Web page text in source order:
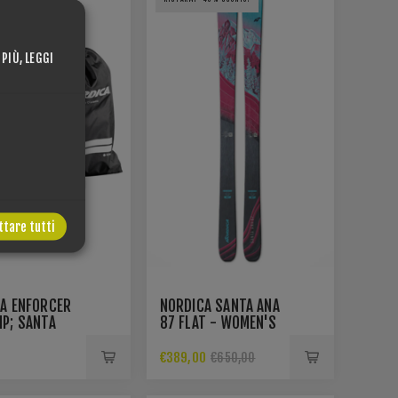
ENFORCER
SANTA
NORDICA SANTA ANA
87 FLAT - WOMEN'S
BLUE/PURPLE
€389,00 €650,00
LEGGI
tutti